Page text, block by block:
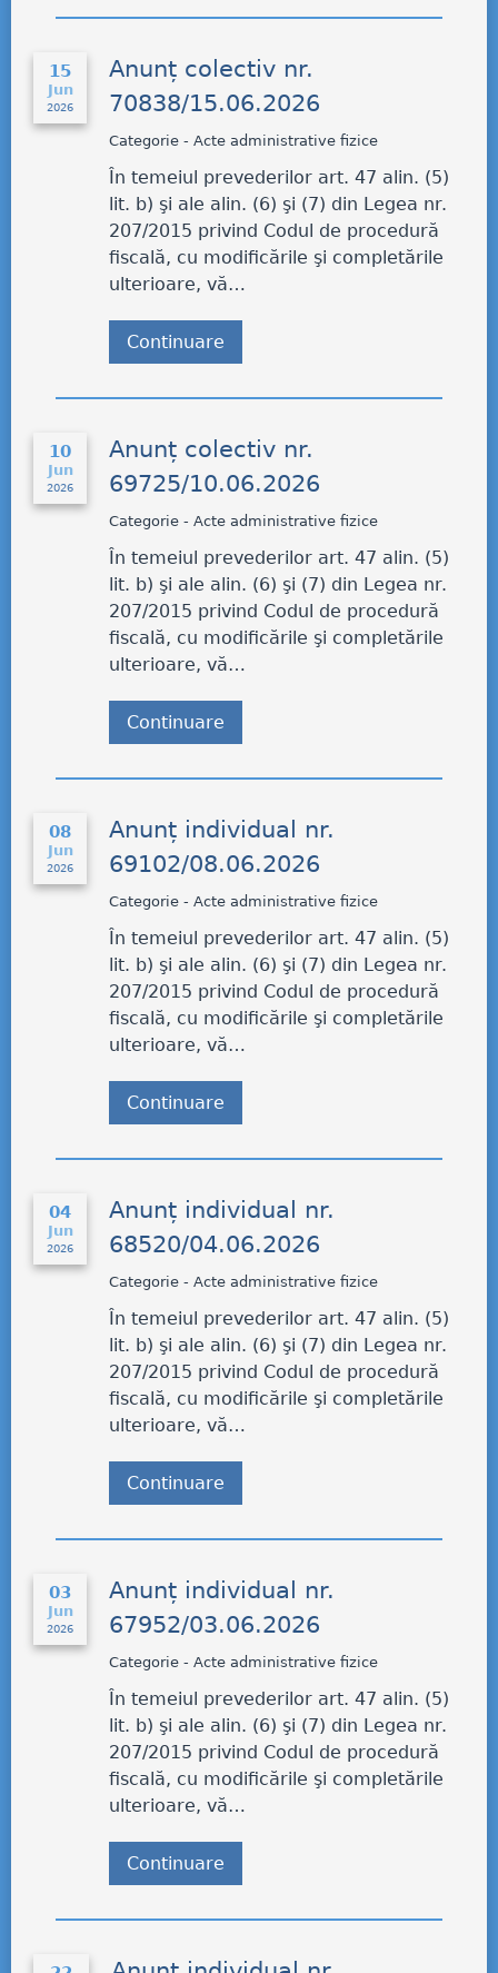
15
Jun
2026
Anunț colectiv nr.
70838/15.06.2026
Categorie - Acte administrative fizice
În temeiul prevederilor art. 47 alin. (5)
lit. b) şi ale alin. (6) şi (7) din Legea nr.
207/2015 privind Codul de procedură
fiscală, cu modificările şi completările
ulterioare, vă…
Continuare
10
Jun
2026
Anunț colectiv nr.
69725/10.06.2026
Categorie - Acte administrative fizice
În temeiul prevederilor art. 47 alin. (5)
lit. b) şi ale alin. (6) şi (7) din Legea nr.
207/2015 privind Codul de procedură
fiscală, cu modificările şi completările
ulterioare, vă…
Continuare
08
Jun
2026
Anunț individual nr.
69102/08.06.2026
Categorie - Acte administrative fizice
În temeiul prevederilor art. 47 alin. (5)
lit. b) şi ale alin. (6) şi (7) din Legea nr.
207/2015 privind Codul de procedură
fiscală, cu modificările şi completările
ulterioare, vă…
Continuare
04
Jun
2026
Anunț individual nr.
68520/04.06.2026
Categorie - Acte administrative fizice
În temeiul prevederilor art. 47 alin. (5)
lit. b) şi ale alin. (6) şi (7) din Legea nr.
207/2015 privind Codul de procedură
fiscală, cu modificările şi completările
ulterioare, vă…
Continuare
03
Jun
2026
Anunț individual nr.
67952/03.06.2026
Categorie - Acte administrative fizice
În temeiul prevederilor art. 47 alin. (5)
lit. b) şi ale alin. (6) şi (7) din Legea nr.
207/2015 privind Codul de procedură
fiscală, cu modificările şi completările
ulterioare, vă…
Continuare